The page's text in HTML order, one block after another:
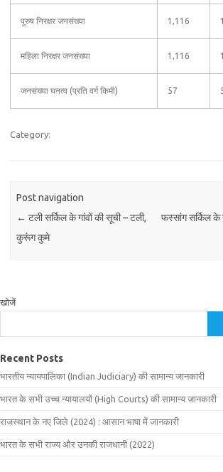
पुरुष निरक्षर जनसंख्या 1,116
महिला निरक्षर जनसंख्या 1,116
जनसंख्या घनत्व (प्रति वर्ग किमी) 57
Category:
Post navigation
← टली सर्किल के गांवों की सूची – टली,
कुरूंग कुमे
फस्सांग सर्किल के
खोजें
Recent Posts
भारतीय न्यायपालिका (Indian Judiciary) की सामान्य जानकारी
भारत के सभी उच्च न्यायालयों (High Courts) की सामान्य जानकारी
राजस्थान के नए जिले (2024) : आसान भाषा में जानकारी
भारत के सभी राज्य और उनकी राजधानी (2022)